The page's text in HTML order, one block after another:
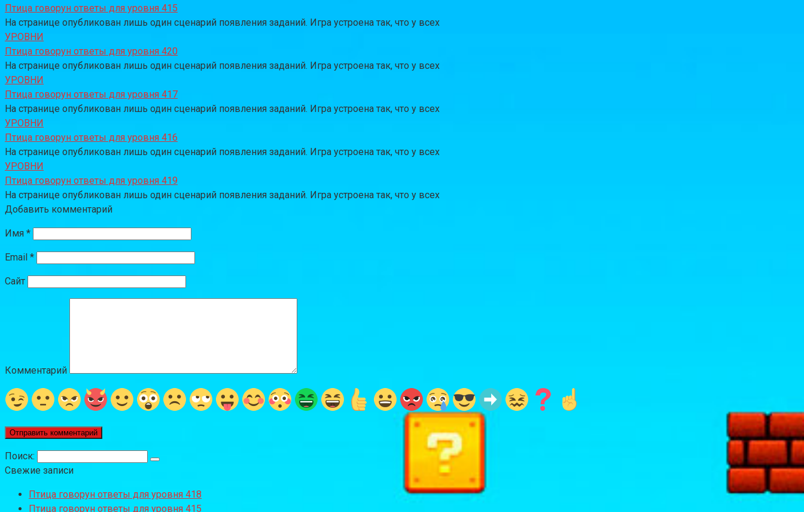
Птица говорун ответы для уровня 415
На странице опубликован лишь один сценарий появления заданий. Игра устроена так, что у всех
УРОВНИ
Птица говорун ответы для уровня 420
На странице опубликован лишь один сценарий появления заданий. Игра устроена так, что у всех
УРОВНИ
Птица говорун ответы для уровня 417
На странице опубликован лишь один сценарий появления заданий. Игра устроена так, что у всех
УРОВНИ
Птица говорун ответы для уровня 416
На странице опубликован лишь один сценарий появления заданий. Игра устроена так, что у всех
УРОВНИ
Птица говорун ответы для уровня 419
На странице опубликован лишь один сценарий появления заданий. Игра устроена так, что у всех
Добавить комментарий
Имя *
Email *
Сайт
Комментарий
Поиск:
Свежие записи
Птица говорун ответы для уровня 418
Птица говорун ответы для уровня 415